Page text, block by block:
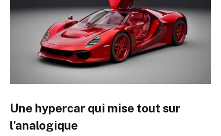
Une hypercar qui mise tout sur
l’analogique